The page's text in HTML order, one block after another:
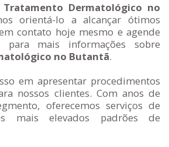
Tratamento Dermatológico no
orientá-lo a alcançar ótimos
contato hoje mesmo e agende
para mais informações sobre
no Butantã.
em apresentar procedimentos
nossos clientes. Com anos de
oferecemos serviços de
mais elevados padrões de